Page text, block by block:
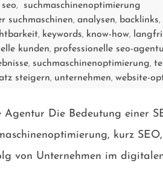
seo,
suchmaschinenoptimierung
suchmaschinen, analysen, backlinks,
, keywords, know-how,
kunden, professionelle seo-
, suchmaschinenoptimierung,
steigern, unternehmen, website-
Agentur Die Bedeutung einer
kurz
von Unternehmen im